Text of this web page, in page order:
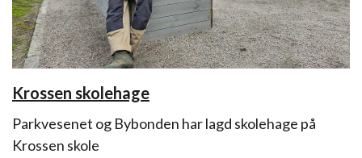
Krossen skolehage
Parkvesenet og Bybonden har lagd skolehage på
Krossen skole